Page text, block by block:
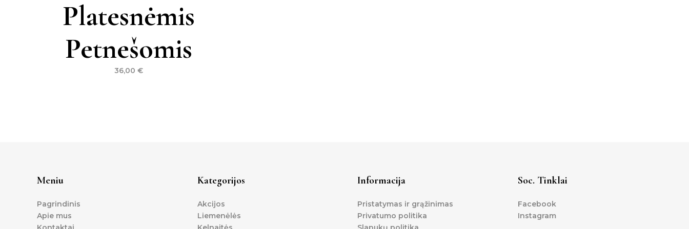
Platesnėmis
Petnešomis
36,00€
Meniu
Pagrindinis
Apie mus
Kategorijos
Akcijos
Liemenėlės
Informacija
Pristatymas ir grąžinimas
Privatumo politika
Soc. Tinklai
Facebook
Instagram